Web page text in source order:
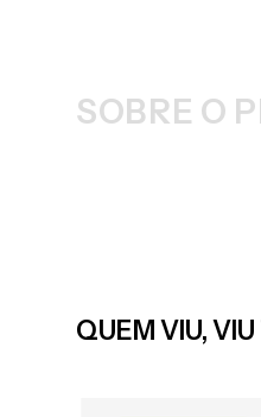
SOBRE O
QUEM VIU,